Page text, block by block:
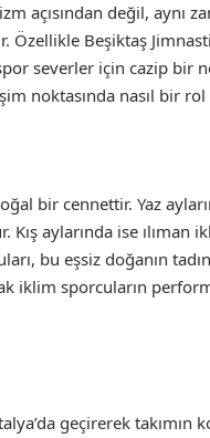
açısından değil, aynı
Özellikle Beşiktaş
severler için cazip bir
noktasında nasıl bir rol
bir cennettir. Yaz
aylarında ise ılıman
bu eşsiz doğanın
iklim sporcuların
geçirerek takımın